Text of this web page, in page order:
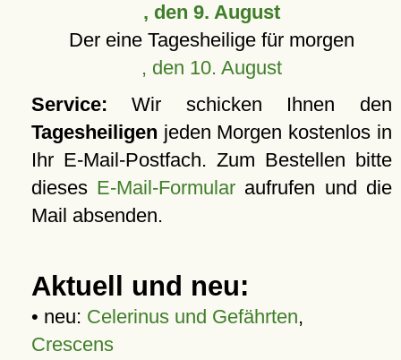
, den 9. August
Der eine Tagesheilige für morgen
, den 10. August
Service: Wir schicken Ihnen den
Tagesheiligen jeden Morgen kostenlos in
Ihr E-Mail-Postfach. Zum Bestellen bitte
dieses E-Mail-Formular aufrufen und die
Mail absenden.
Aktuell und neu:
• neu: Celerinus und Gefährten,
Crescens